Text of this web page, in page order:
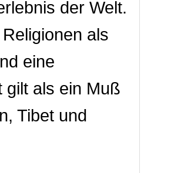
der Welt.
als
eine
gilt als ein Muß
Tibet und